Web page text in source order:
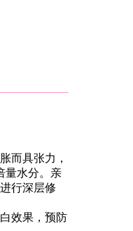
而具张力，
量水分。亲
行深层修
效果，预防